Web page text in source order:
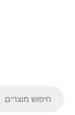
search